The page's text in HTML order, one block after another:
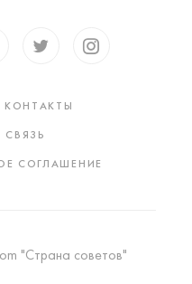
КОНТАКТЫ
СВЯЗЬ
СОГЛАШЕНИЕ
"Страна советов"